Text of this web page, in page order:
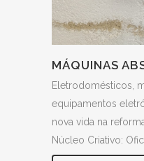
MÁQUINAS
Eletrodomésticos,
equipamentos
nova vida na
Núcleo Criativo: